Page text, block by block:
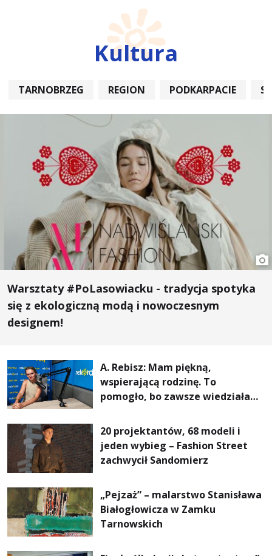
Kultura
TARNOBRZEG REGION PODKARPACIE
Warsztaty #PoLasowiacku - tradycja spotyka
się z ekologiczną modą i nowoczesnym
designem!
A. Rebisz: Mam piękną,
wspierającą rodzinę. To
pomogło, bo zawsze wiedziałam,
najważniejsza
20 projektantów, 68 modeli i
jeden wybieg – Fashion Street
zachwycił Sandomierz
„Pejzaż” – malarstwo Stanisława
Białogłowicza w Zamku
Tarnowskich